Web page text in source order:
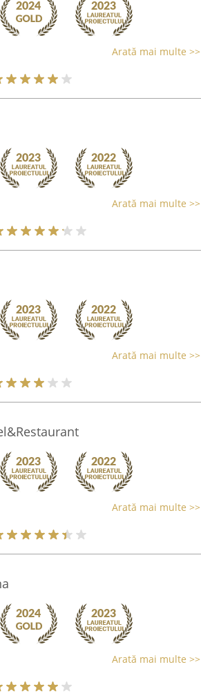
Arată mai multe >>
Arată mai multe >>
Arată mai multe >>
Arată mai multe >>
Arată mai multe >>